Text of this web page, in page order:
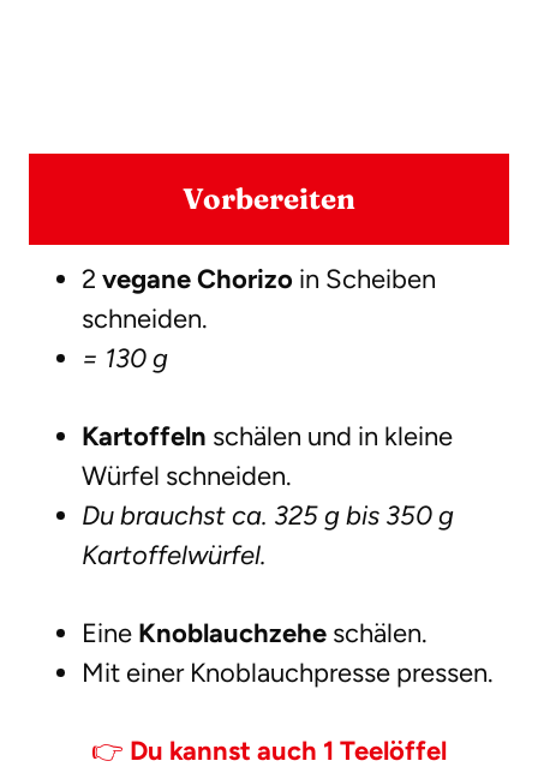
Vorbereiten
2 vegane Chorizo in Scheiben
schneiden.
= 130 g
Kartoffeln schälen und in kleine
Würfel schneiden.
Du brauchst ca. 325 g bis 350 g
Kartoffelwürfel.
Eine Knoblauchzehe schälen.
Mit einer Knoblauchpresse pressen.
👉 Du kannst auch 1 Teelöffel